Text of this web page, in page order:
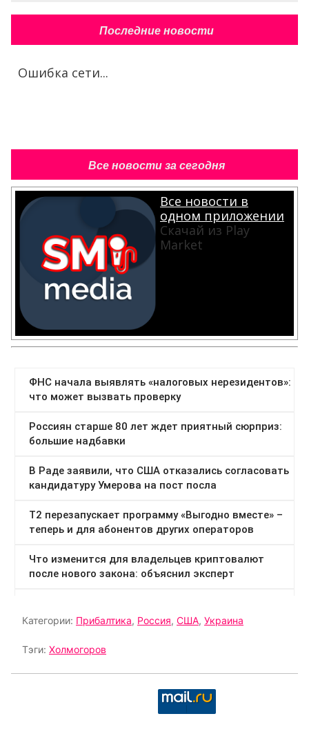
Последние новости
Ошибка сети...
Все новости за сегодня
Все новости в
одном приложении
Скачай из Play
Market
Категории: Прибалтика, Россия, США, Украина
Тэги: Холмогоров